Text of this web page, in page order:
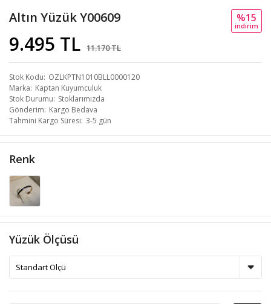
Altın Yüzük Y00609
9.495 TL 11.170 TL
%15
i̇ndi̇ri̇m
Stok Kodu OZLKPTN1010BLL0000120
Marka Kaptan Kuyumculuk
Stok Durumu Stoklarımızda
Gönderim Kargo Bedava
Tahmini Kargo Süresi 3-5 gün
Renk
Yüzük Ölçüsü